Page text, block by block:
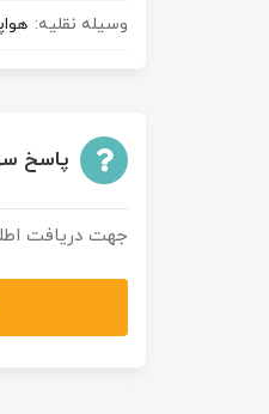
وسیله نقلیه:
پاسخ
جهت دریافت